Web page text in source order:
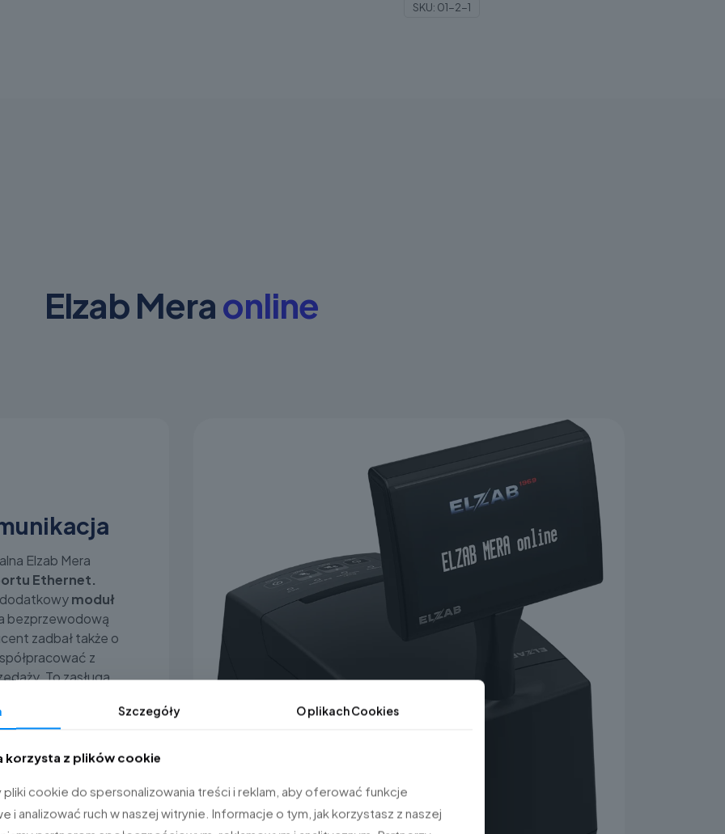
SKU: 01-2-1
Elzab Meraonline
Elzab Mera
Ethernet.
moduł
bezprzewodową
zadbał także o
z
To zasługa
RS-232) i
ONLINE
dokumentację
możliwość
kopii
Szczegóły O plikachCookies
korzysta z plików cookie
cookie do spersonalizowania treści i reklam, aby oferować funkcje
i analizować ruch w naszej witrynie. Informacje o tym, jak korzystasz z naszej